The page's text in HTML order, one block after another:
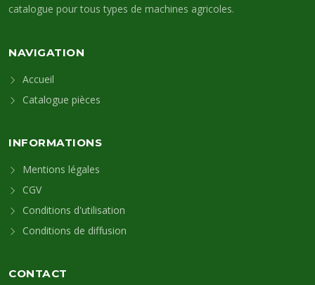
catalogue pour tous types de machines agricoles.
NAVIGATION
Accueil
Catalogue pièces
INFORMATIONS
Mentions légales
CGV
Conditions d'utilisation
Conditions de diffusion
CONTACT